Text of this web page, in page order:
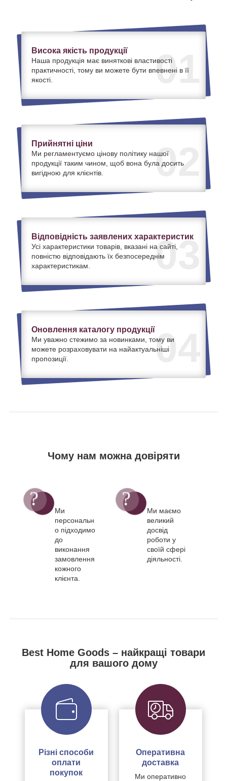
01
Висока якість продукції
Наша продукція має виняткові властивості
практичності, тому ви можете бути впевнені в її
якості.
02
Прийнятні ціни
Ми регламентуємо цінову політику нашої
продукції таким чином, щоб вона була досить
вигідною для клієнтів.
03
Відповідність заявлених характеристик
Усі характеристики товарів, вказані на сайті,
повністю відповідають їх безпосереднім
характеристикам.
04
Оновлення каталогу продукції
Ми уважно стежимо за новинками, тому ви
можете розраховувати на найактуальніші
пропозиції.
Чому нам можна довіряти
Ми
персональн
о підходимо
до
виконання
замовлення
кожного
клієнта.
Ми маємо
великий
досвід
роботи у
своїй сфері
діяльності.
Best Home Goods – найкращі товари
для вашого дому
Різні способи
оплати
покупок
Оперативна
доставка
Ми оперативно